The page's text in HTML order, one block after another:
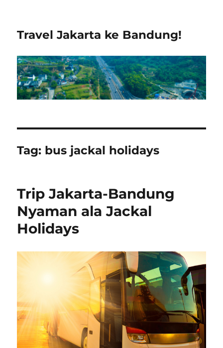
Travel Jakarta ke Bandung!
Tag: bus jackal holidays
Trip Jakarta-Bandung
Nyaman ala Jackal
Holidays